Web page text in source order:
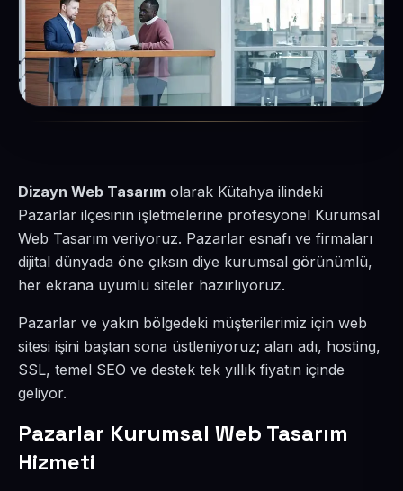
Dizayn Web Tasarım olarak Kütahya ilindeki
Pazarlar ilçesinin işletmelerine profesyonel Kurumsal
Web Tasarım veriyoruz. Pazarlar esnafı ve firmaları
dijital dünyada öne çıksın diye kurumsal görünümlü,
her ekrana uyumlu siteler hazırlıyoruz.
Pazarlar ve yakın bölgedeki müşterilerimiz için web
sitesi işini baştan sona üstleniyoruz; alan adı, hosting,
SSL, temel SEO ve destek tek yıllık fiyatın içinde
geliyor.
Pazarlar Kurumsal Web Tasarım
Hizmeti